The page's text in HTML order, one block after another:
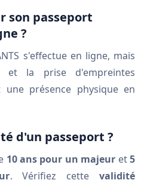
son passeport
?
s'effectue en ligne, mais
la prise d'empreintes
une présence physique en
d'un passeport ?
10 ans pour un majeur et5
. Vérifiez cette validité